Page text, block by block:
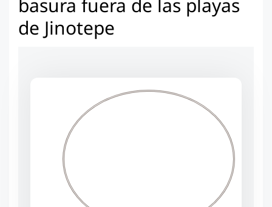
basura fuera de las playas
de Jinotepe